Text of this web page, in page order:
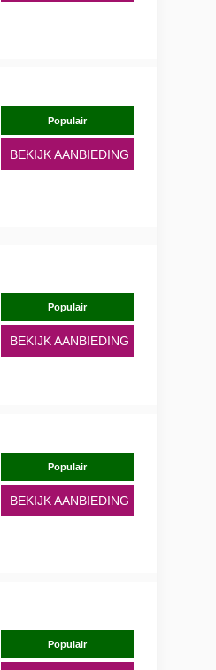
Populair
BEKIJK AANBIEDING
Populair
BEKIJK AANBIEDING
Populair
BEKIJK AANBIEDING
Populair